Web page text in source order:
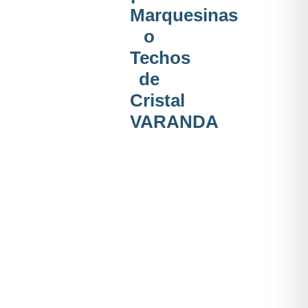
Marquesinas
o
Techos
de
Cristal
VARANDA